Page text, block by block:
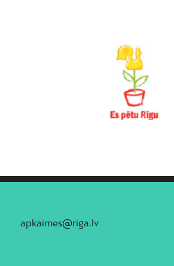
apkaimes@riga.lv